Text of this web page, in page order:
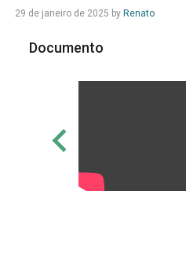
29 de janeiro de 2025 by Renato
Documento